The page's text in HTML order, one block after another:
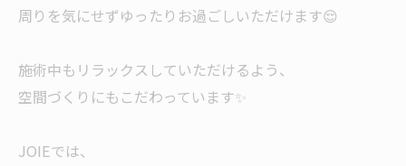
周りを気にせずゆったりお過ごしいただけます😌
施術中もリラックスしていただけるよう、
空間づくりにもこだわっています✨
JOIEでは、